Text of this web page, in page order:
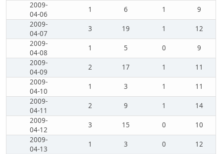
2009-
04-06
1 6 1
9
2009-
04-07
3 19 1
12
2009-
04-08
1 5 0
9
2009-
04-09
2 17 1
11
2009-
04-10
1 3 1
11
2009-
04-11
2 9 1
14
2009-
04-12
3 15 0
10
2009-
04-13
1 3 0
12